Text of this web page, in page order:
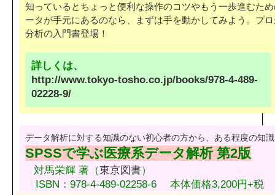
知っているとちょっと便利な操作のコツやもう一歩進むた
ータが手元にあるのなら、まずは手を動かしてみよう。プ
分析の入門書登場！
詳しくは、
http://www.tokyo-tosho.co.jp/books/978-4-489-
02228-9/
データ解析に対する知識のない初心者の方から、ある程度の知
SPSSで学ぶ医療系データ解析 第2版
対馬栄輝 著（東京図書）
ISBN：978-4-489-02258-6 本体価格3,200円+税